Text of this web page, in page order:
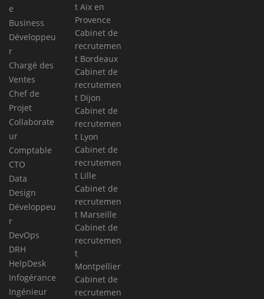
e
Business
Développeu
r
Chargé des
Ventes
Chef de
Projet
Collaborate
ur
Comptable
CTO
Data
Design
Développeu
r
DevOps
DRH
HelpDesk
Infogérance
Ingénieur
t Aix en
Provence
Cabinet de
recrutemen
t Bordeaux
Cabinet de
recrutemen
t Dijon
Cabinet de
recrutemen
t Lyon
Cabinet de
recrutemen
t Lille
Cabinet de
recrutemen
t Marseille
Cabinet de
recrutemen
t
Montpellier
Cabinet de
recrutemen